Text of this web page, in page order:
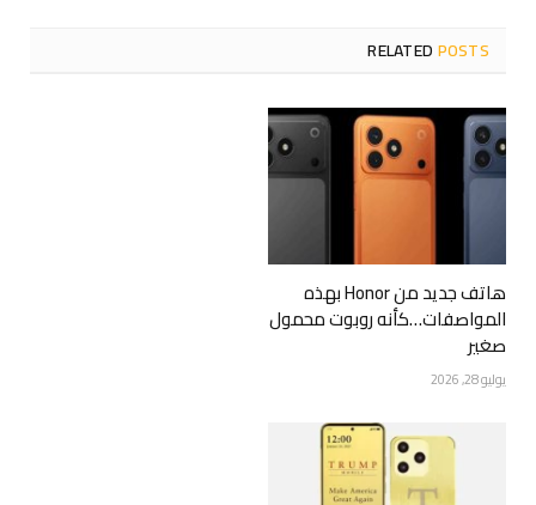
RELATEDPOSTS
هاتف جديد من Honor بهذه
المواصفات…كأنه روبوت محمول
صغير
يوليو 28, 2026